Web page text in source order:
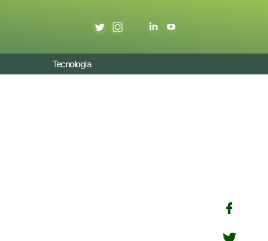
Tecnología